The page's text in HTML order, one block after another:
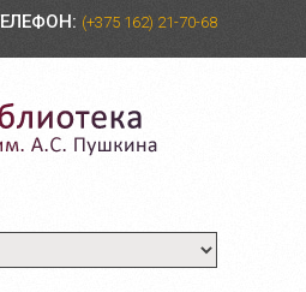
(+375 162) 21-70-68